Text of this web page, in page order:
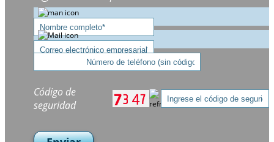
Código de
seguridad